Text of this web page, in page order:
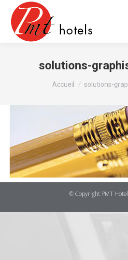
solutions-
Vous êtes ici :
Accueil solutions-
© Copyright PMT